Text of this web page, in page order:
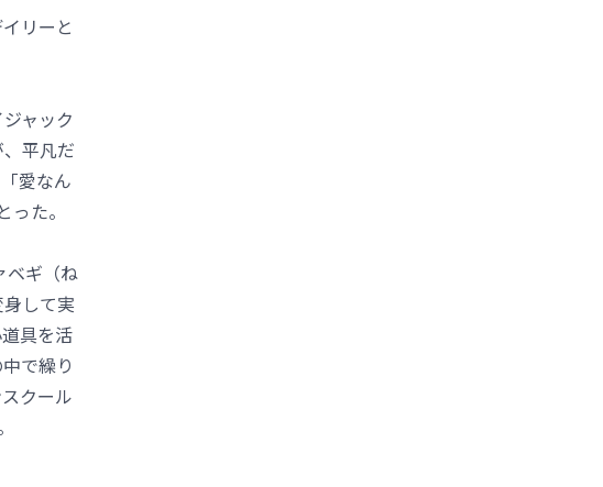
リーと
ャック
平凡だ
愛なん
た。
ベギ（ね
して実
具を活
で繰り
クール